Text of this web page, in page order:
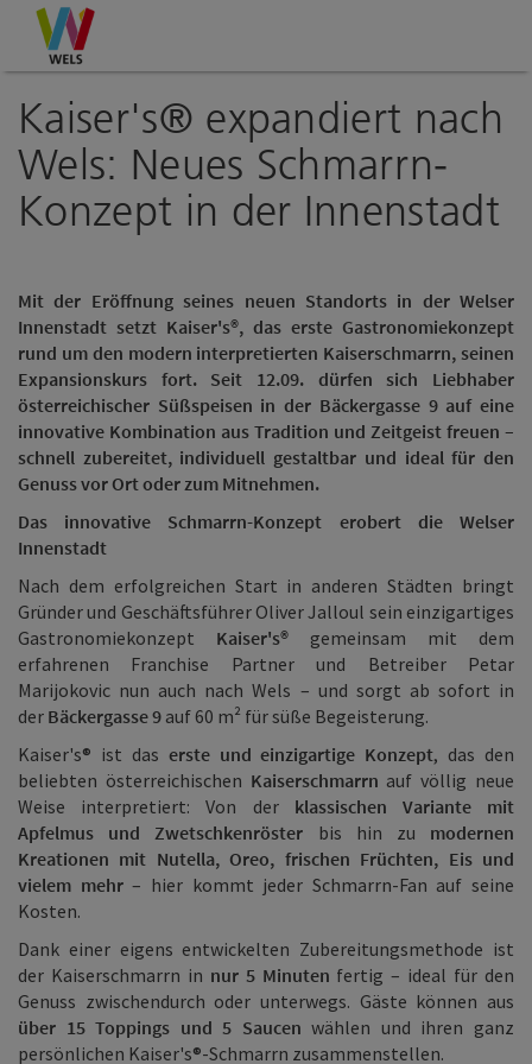
Zum Inhalt
Zur Navigation
Zum Seitenanfang
Kaiser's® expandiert nach
Wels: Neues Schmarrn-
Konzept in der Innenstadt
Mit der Eröffnung seines neuen Standorts in der Welser
Innenstadt setzt Kaiser's®, das erste Gastronomiekonzept
rund um den modern interpretierten Kaiserschmarrn, seinen
Expansionskurs fort. Seit 12.09. dürfen sich Liebhaber
österreichischer Süßspeisen in der Bäckergasse 9 auf eine
innovative Kombination aus Tradition und Zeitgeist freuen –
schnell zubereitet, individuell gestaltbar und ideal für den
Genuss vor Ort oder zum Mitnehmen.
Das innovative Schmarrn-Konzept erobert die Welser
Innenstadt
Nach dem erfolgreichen Start in anderen Städten bringt
Gründer und Geschäftsführer Oliver Jalloul sein einzigartiges
Gastronomiekonzept Kaiser's® gemeinsam mit dem
erfahrenen Franchise Partner und Betreiber Petar
Marijokovic nun auch nach Wels – und sorgt ab sofort in
der Bäckergasse 9 auf 60 m² für süße Begeisterung.
Kaiser's® ist das erste und einzigartige Konzept, das den
beliebten österreichischen Kaiserschmarrn auf völlig neue
Weise interpretiert: Von der klassischen Variante mit
Apfelmus und Zwetschkenröster bis hin zu modernen
Kreationen mit Nutella, Oreo, frischen Früchten, Eis und
vielem mehr– hier kommt jeder Schmarrn-Fan auf seine
Kosten.
Dank einer eigens entwickelten Zubereitungsmethode ist
der Kaiserschmarrn in nur 5 Minuten fertig – ideal für den
Genuss zwischendurch oder unterwegs. Gäste können aus
über 15 Toppings und 5 Saucen wählen und ihren ganz
persönlichen Kaiser's®-Schmarrn zusammenstellen.